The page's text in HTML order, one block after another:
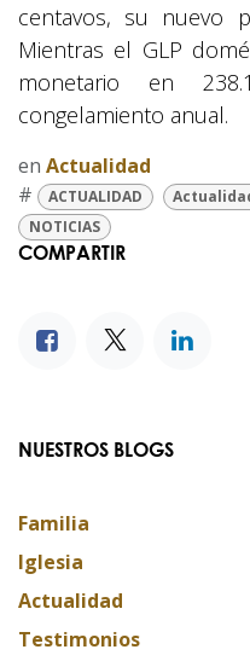
centavos, su nuevo
Mientras el GLP
monetario en
congelamiento anual.
en Actualidad
#
ACTUALIDAD
NOTICIAS
COMPARTIR
NUESTROS BLOGS
Familia
Iglesia
Actualidad
Testimonios